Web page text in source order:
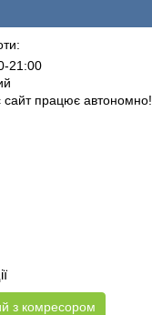
21:00
сайт працює автономно!
з комресором